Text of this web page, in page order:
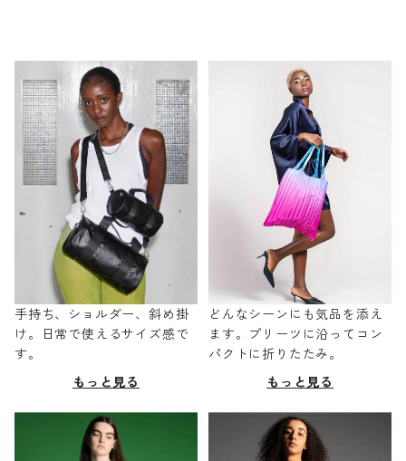
手持ち、ショルダー、斜め掛
け。日常で使えるサイズ感で
す。
もっと見る
どんなシーンにも気品を添え
ます。プリーツに沿ってコン
パクトに折りたたみ。
もっと見る